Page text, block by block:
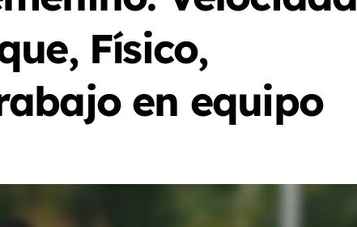
Físico,
en equipo